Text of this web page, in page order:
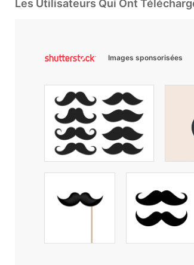
Les Utilisateurs Qui Ont
Images sponsorisées